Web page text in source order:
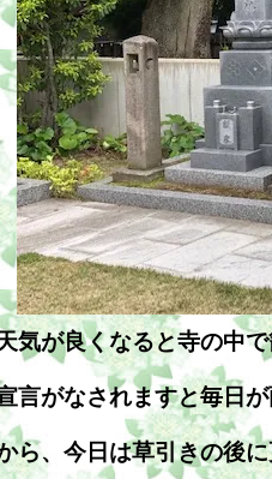
気が良くなると寺の中
言がなされますと毎日
ら、今日は草引きの後